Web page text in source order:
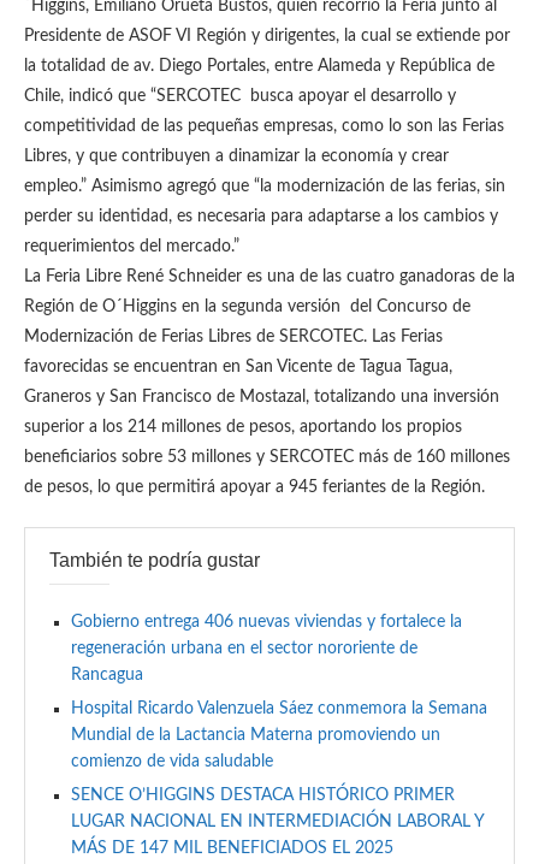
´Higgins, Emiliano Orueta Bustos, quien recorrió la Feria junto al
Presidente de ASOF VI Región y dirigentes, la cual se extiende por
la totalidad de av. Diego Portales, entre Alameda y República de
Chile, indicó que “SERCOTEC busca apoyar el desarrollo y
competitividad de las pequeñas empresas, como lo son las Ferias
Libres, y que contribuyen a dinamizar la economía y crear
empleo.” Asimismo agregó que “la modernización de las ferias, sin
perder su identidad, es necesaria para adaptarse a los cambios y
requerimientos del mercado.”
La Feria Libre René Schneider es una de las cuatro ganadoras de la
Región de O´Higgins en la segunda versión del Concurso de
Modernización de Ferias Libres de SERCOTEC. Las Ferias
favorecidas se encuentran en San Vicente de Tagua Tagua,
Graneros y San Francisco de Mostazal, totalizando una inversión
superior a los 214 millones de pesos, aportando los propios
beneficiarios sobre 53 millones y SERCOTEC más de 160 millones
de pesos, lo que permitirá apoyar a 945 feriantes de la Región.
También te podría gustar
Gobierno entrega 406 nuevas viviendas y fortalece la
regeneración urbana en el sector nororiente de
Rancagua
Hospital Ricardo Valenzuela Sáez conmemora la Semana
Mundial de la Lactancia Materna promoviendo un
comienzo de vida saludable
SENCE O’HIGGINS DESTACA HISTÓRICO PRIMER
LUGAR NACIONAL EN INTERMEDIACIÓN LABORAL Y
MÁS DE 147 MIL BENEFICIADOS EL 2025